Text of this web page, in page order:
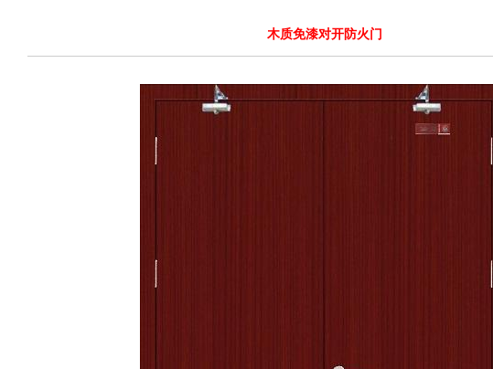
木质免漆对开防火门